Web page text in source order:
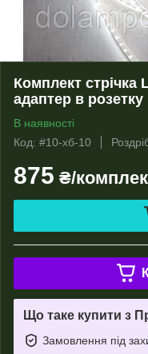
Комплект стрічка
адаптер в розетку
В наявності
Код: #10-хб-10
875 ₴/
Що таке купити з
Замовлення під